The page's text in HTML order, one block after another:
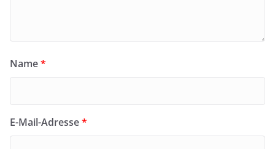
Name*
E-Mail-Adresse*